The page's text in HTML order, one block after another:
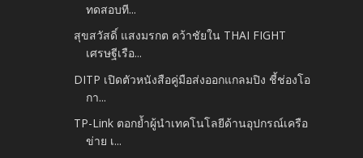
ทดสอบที...
สุขสวัสดิ์ แสงมรกต คว้าชัยใน THAI FIGHT
เศรษฐีเรือ...
DITP เปิดตัวหนังสือคู่มือส่งออกแกลมปิง ชี้ช่องโอ
กา...
TP-Link ตอกย้ำผู้นำเทคโนโลยีด้านอุปกรณ์เครือ
ข่าย เ...